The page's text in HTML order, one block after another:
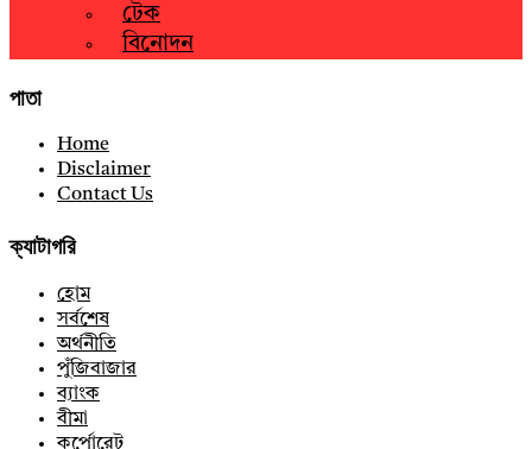
টেক
বিনোদন
পাতা
Home
Disclaimer
Contact Us
ক্যাটাগরি
হোম
সর্বশেষ
অর্থনীতি
পুঁজিবাজার
ব্যাংক
বীমা
কর্পোরেট